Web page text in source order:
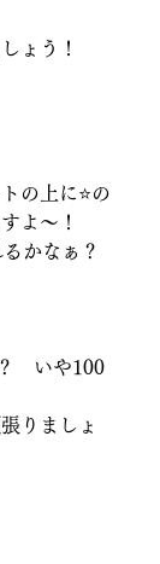
ょう！
の上に⭐️の
よ〜！
かなぁ？
　いや100
りましょ